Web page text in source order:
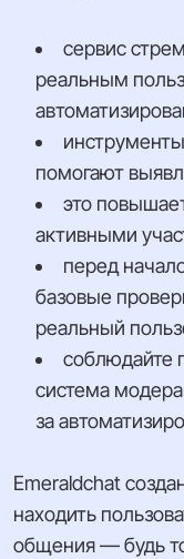
сервис
реальным
помогают
это
активными
перед
базовые
реальный
соблюдайте
система
за
Emeraldchat
находить
общения — будь